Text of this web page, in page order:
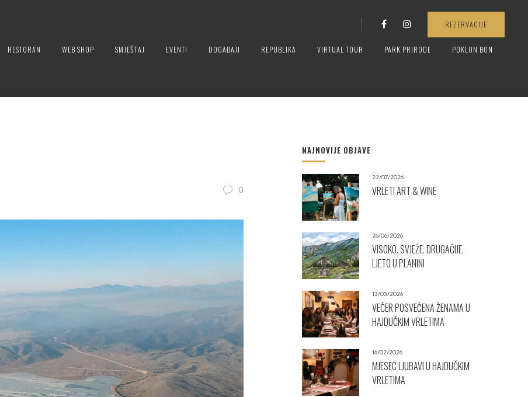
REZERVACIJE
RESTORAN WEB SHOP SMJEŠTAJ EVENTI DOGAĐAJI REPUBLIKA VIRTUAL TOUR PARK PRIRODE POKLON BON
0
NAJNOVIJE OBJAVE
22/07/2026
VRLETI ART & WINE
26/06/2026
VISOKO. SVJEŽE. DRUGAČIJE.
LJETO U PLANINI
13/03/2026
VEČER POSVEĆENA ŽENAMA U
HAJDUČKIM VRLETIMA
16/02/2026
MJESEC LJUBAVI U HAJDUČKIM
VRLETIMA